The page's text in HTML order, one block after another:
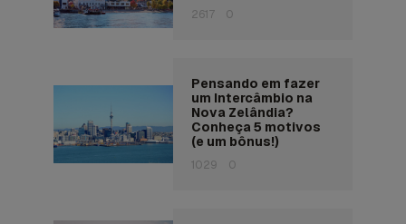
2617 0
Pensando em fazer
um Intercâmbio na
Nova Zelândia?
Conheça 5 motivos
(e um bônus!)
1029 0